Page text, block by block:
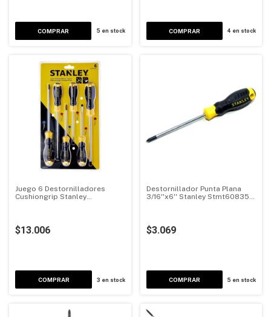
5 en stock 4 en stock
Juego 6 Destornilladores
Cushiongrip Stanley
$13.006
3 en stock
Destornillador Punta Plana
3/16''x6'' Stanley Stmt60835-
$3.069
5 en stock